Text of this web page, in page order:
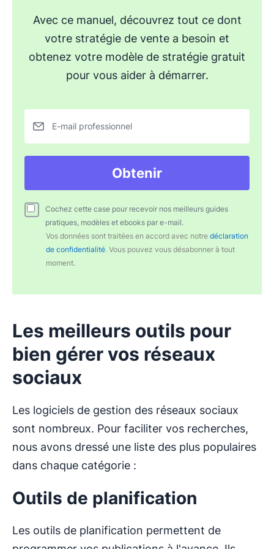
Avec ce manuel, découvrez tout ce dont
votre stratégie de vente a besoin et
obtenez votre modèle de stratégie gratuit
pour vous aider à démarrer.
E-mail professionnel
Obtenir
Cochez cette case pour recevoir nos meilleurs guides
pratiques, modèles et ebooks par e-mail.
Vos données sont traitées en accord avec notre déclaration
de confidentialité. Vous pouvez vous désabonner à tout
moment.
Les meilleurs outils pour
bien gérer vos réseaux
sociaux
Les logiciels de gestion des réseaux sociaux
sont nombreux. Pour faciliter vos recherches,
nous avons dressé une liste des plus populaires
dans chaque catégorie :
Outils de planification
Les outils de planification permettent de